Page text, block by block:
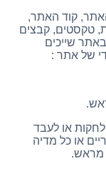
קוד האתר,
טקסטים, קבצים
שייכים
של אתר :
או לעבד
או כל מדיה
מראש.